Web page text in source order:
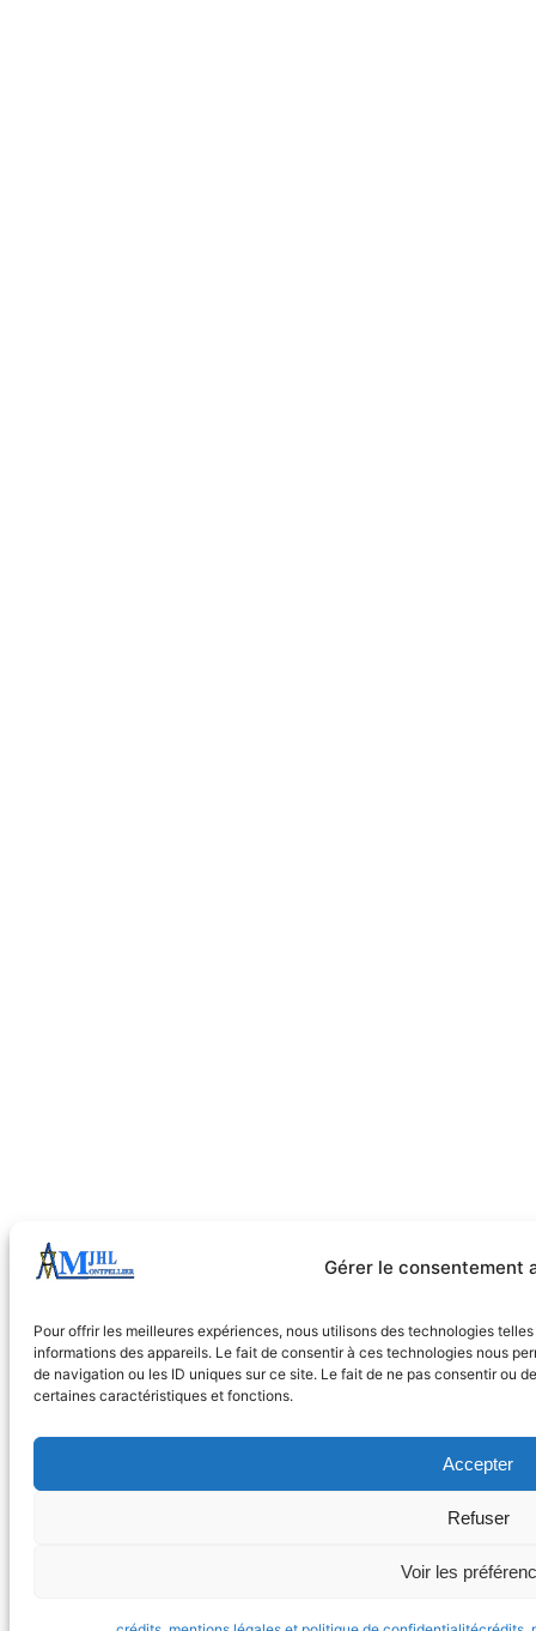
Gérer le consentement
Pour offrir les meilleures expériences, nous utilisons des technologies
informations des appareils. Le fait de consentir à ces technologies nous
de navigation ou les ID uniques sur ce site. Le fait de ne pas consentir ou
certaines caractéristiques et fonctions.
Accepter
Refuser
Voir les